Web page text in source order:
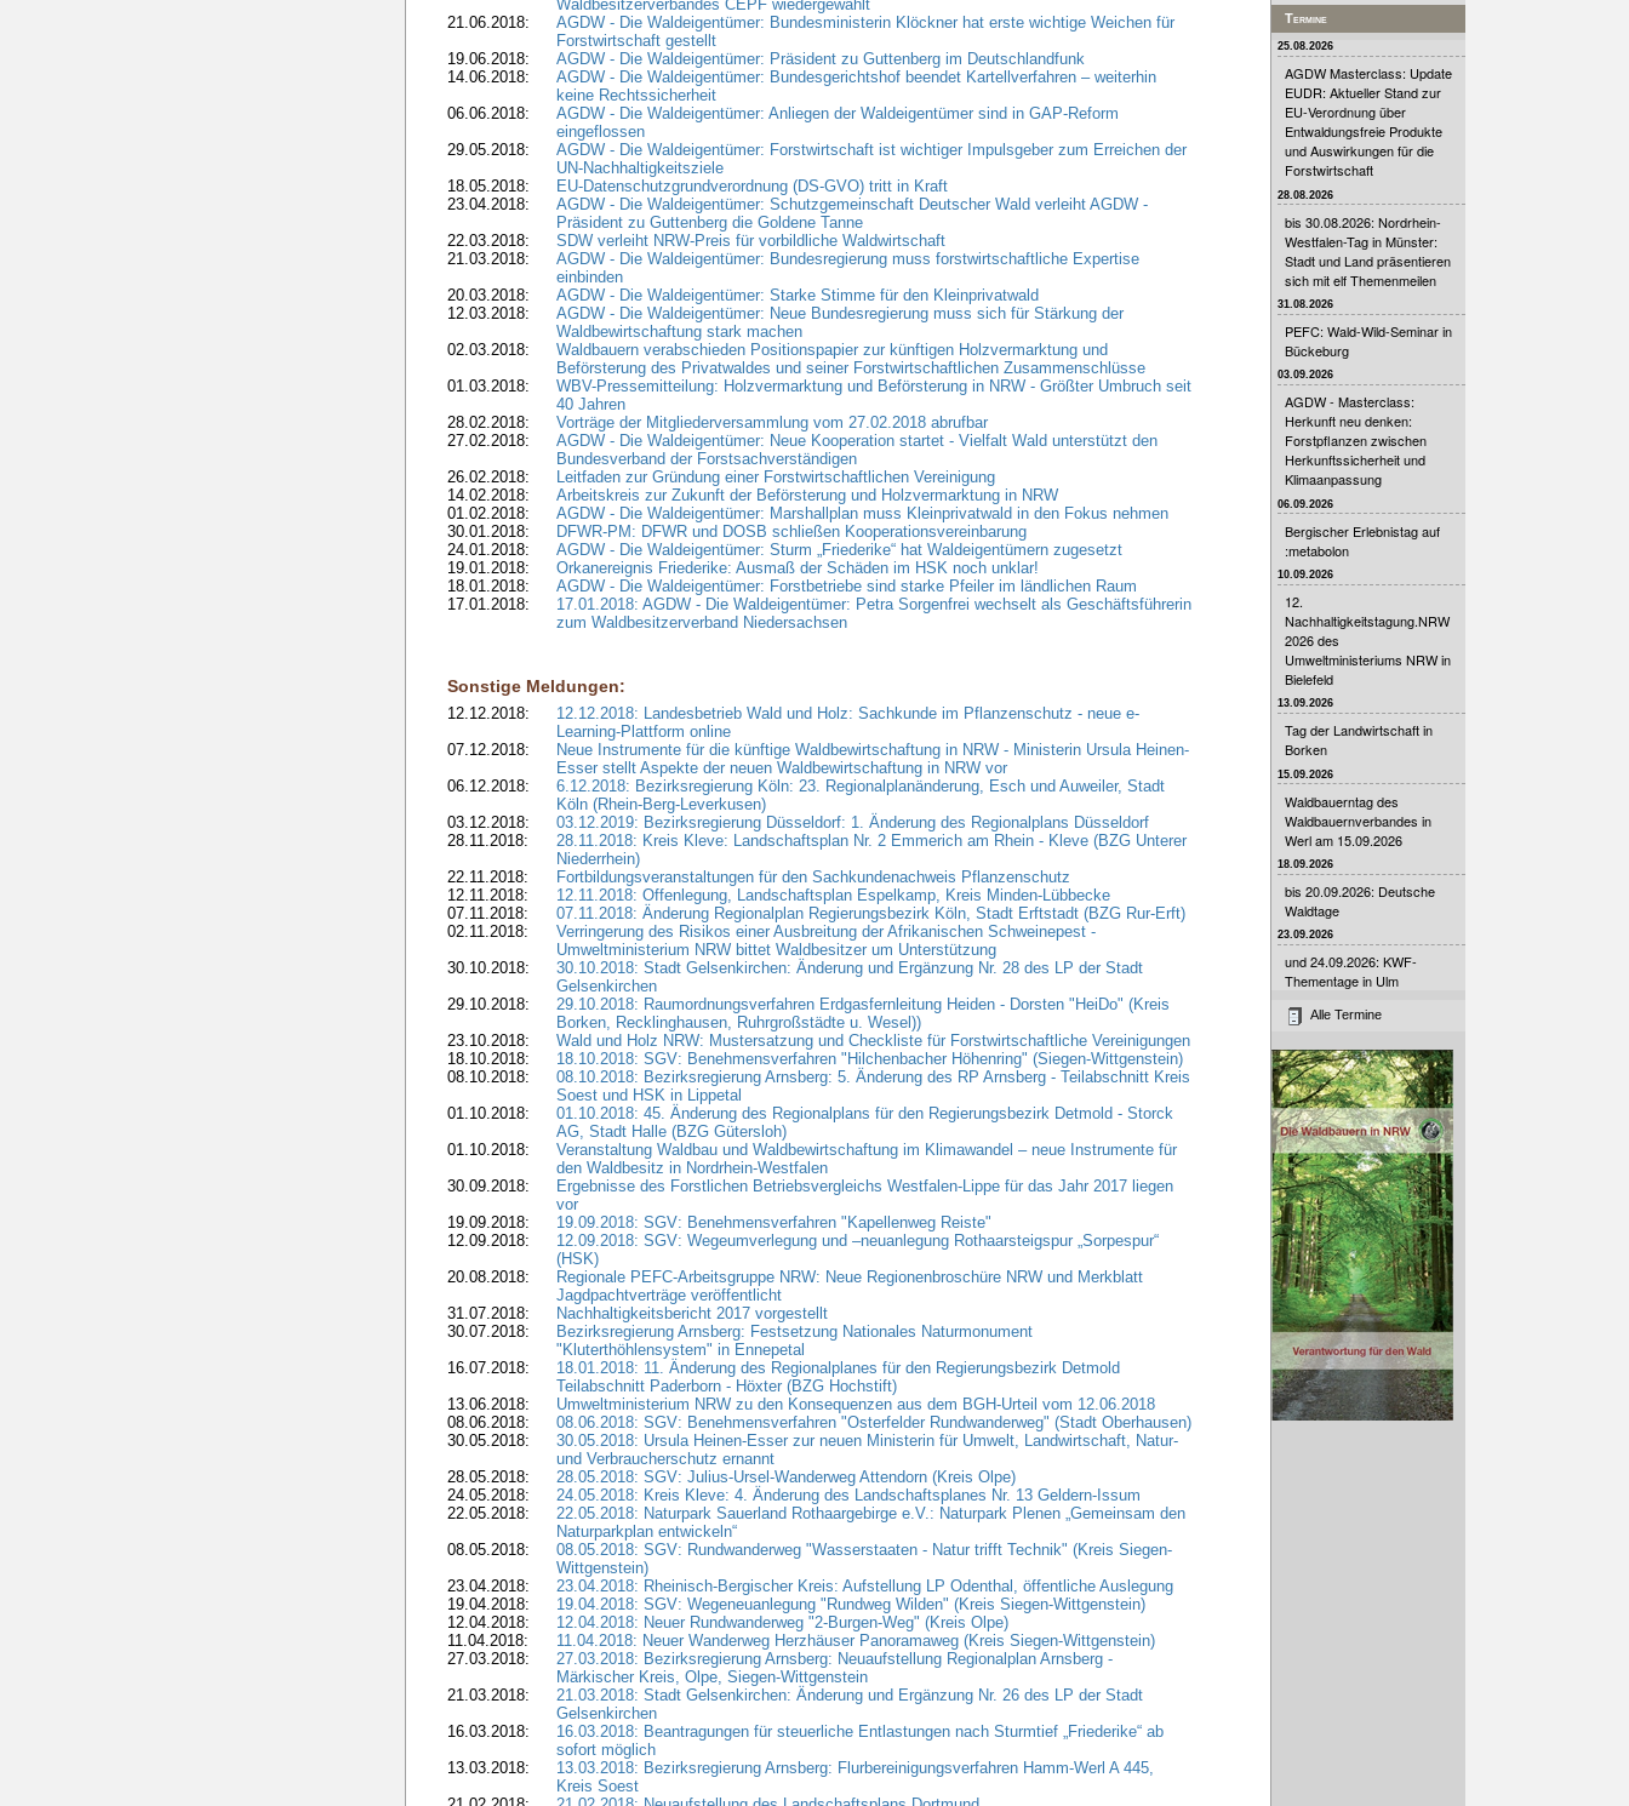
Waldbesitzerverbandes CEPF wiedergewählt
21.06.2018:
AGDW - Die Waldeigentümer: Bundesministerin Klöckner hat erste wichtige Weichen für
Forstwirtschaft gestellt
19.06.2018:
AGDW - Die Waldeigentümer: Präsident zu Guttenberg im Deutschlandfunk
14.06.2018:
AGDW - Die Waldeigentümer: Bundesgerichtshof beendet Kartellverfahren – weiterhin
keine Rechtssicherheit
06.06.2018:
AGDW - Die Waldeigentümer: Anliegen der Waldeigentümer sind in GAP-Reform
eingeflossen
29.05.2018:
AGDW - Die Waldeigentümer: Forstwirtschaft ist wichtiger Impulsgeber zum Erreichen der
UN-Nachhaltigkeitsziele
18.05.2018:
EU-Datenschutzgrundverordnung (DS-GVO) tritt in Kraft
23.04.2018:
AGDW - Die Waldeigentümer: Schutzgemeinschaft Deutscher Wald verleiht AGDW -
Präsident zu Guttenberg die Goldene Tanne
22.03.2018:
SDW verleiht NRW-Preis für vorbildliche Waldwirtschaft
21.03.2018:
AGDW - Die Waldeigentümer: Bundesregierung muss forstwirtschaftliche Expertise
einbinden
20.03.2018:
AGDW - Die Waldeigentümer: Starke Stimme für den Kleinprivatwald
12.03.2018:
AGDW - Die Waldeigentümer: Neue Bundesregierung muss sich für Stärkung der
Waldbewirtschaftung stark machen
02.03.2018:
Waldbauern verabschieden Positionspapier zur künftigen Holzvermarktung und
Beförsterung des Privatwaldes und seiner Forstwirtschaftlichen Zusammenschlüsse
01.03.2018:
WBV-Pressemitteilung: Holzvermarktung und Beförsterung in NRW - Größter Umbruch seit
40 Jahren
28.02.2018:
Vorträge der Mitgliederversammlung vom 27.02.2018 abrufbar
27.02.2018:
AGDW - Die Waldeigentümer: Neue Kooperation startet - Vielfalt Wald unterstützt den
Bundesverband der Forstsachverständigen
26.02.2018:
Leitfaden zur Gründung einer Forstwirtschaftlichen Vereinigung
14.02.2018:
Arbeitskreis zur Zukunft der Beförsterung und Holzvermarktung in NRW
01.02.2018:
AGDW - Die Waldeigentümer: Marshallplan muss Kleinprivatwald in den Fokus nehmen
30.01.2018:
DFWR-PM: DFWR und DOSB schließen Kooperationsvereinbarung
24.01.2018:
AGDW - Die Waldeigentümer: Sturm „Friederike“ hat Waldeigentümern zugesetzt
19.01.2018:
Orkanereignis Friederike: Ausmaß der Schäden im HSK noch unklar!
18.01.2018:
AGDW - Die Waldeigentümer: Forstbetriebe sind starke Pfeiler im ländlichen Raum
17.01.2018:
17.01.2018: AGDW - Die Waldeigentümer: Petra Sorgenfrei wechselt als Geschäftsführerin
zum Waldbesitzerverband Niedersachsen
Sonstige Meldungen:
12.12.2018:
12.12.2018: Landesbetrieb Wald und Holz: Sachkunde im Pflanzenschutz - neue e-
Learning-Plattform online
07.12.2018:
Neue Instrumente für die künftige Waldbewirtschaftung in NRW - Ministerin Ursula Heinen-
Esser stellt Aspekte der neuen Waldbewirtschaftung in NRW vor
06.12.2018:
6.12.2018: Bezirksregierung Köln: 23. Regionalplanänderung, Esch und Auweiler, Stadt
Köln (Rhein-Berg-Leverkusen)
03.12.2018:
03.12.2019: Bezirksregierung Düsseldorf: 1. Änderung des Regionalplans Düsseldorf
28.11.2018:
28.11.2018: Kreis Kleve: Landschaftsplan Nr. 2 Emmerich am Rhein - Kleve (BZG Unterer
Niederrhein)
22.11.2018:
Fortbildungsveranstaltungen für den Sachkundenachweis Pflanzenschutz
12.11.2018:
12.11.2018: Offenlegung, Landschaftsplan Espelkamp, Kreis Minden-Lübbecke
07.11.2018:
07.11.2018: Änderung Regionalplan Regierungsbezirk Köln, Stadt Erftstadt (BZG Rur-Erft)
02.11.2018:
Verringerung des Risikos einer Ausbreitung der Afrikanischen Schweinepest -
Umweltministerium NRW bittet Waldbesitzer um Unterstützung
30.10.2018:
30.10.2018: Stadt Gelsenkirchen: Änderung und Ergänzung Nr. 28 des LP der Stadt
Gelsenkirchen
29.10.2018:
29.10.2018: Raumordnungsverfahren Erdgasfernleitung Heiden - Dorsten "HeiDo" (Kreis
Borken, Recklinghausen, Ruhrgroßstädte u. Wesel))
23.10.2018:
Wald und Holz NRW: Mustersatzung und Checkliste für Forstwirtschaftliche Vereinigungen
18.10.2018:
18.10.2018: SGV: Benehmensverfahren "Hilchenbacher Höhenring" (Siegen-Wittgenstein)
08.10.2018:
08.10.2018: Bezirksregierung Arnsberg: 5. Änderung des RP Arnsberg - Teilabschnitt Kreis
Soest und HSK in Lippetal
01.10.2018:
01.10.2018: 45. Änderung des Regionalplans für den Regierungsbezirk Detmold - Storck
AG, Stadt Halle (BZG Gütersloh)
01.10.2018:
Veranstaltung Waldbau und Waldbewirtschaftung im Klimawandel – neue Instrumente für
den Waldbesitz in Nordrhein-Westfalen
30.09.2018:
Ergebnisse des Forstlichen Betriebsvergleichs Westfalen-Lippe für das Jahr 2017 liegen
vor
19.09.2018:
19.09.2018: SGV: Benehmensverfahren "Kapellenweg Reiste"
12.09.2018:
12.09.2018: SGV: Wegeumverlegung und –neuanlegung Rothaarsteigspur „Sorpespur“
(HSK)
20.08.2018:
Regionale PEFC-Arbeitsgruppe NRW: Neue Regionenbroschüre NRW und Merkblatt
Jagdpachtverträge veröffentlicht
31.07.2018:
Nachhaltigkeitsbericht 2017 vorgestellt
30.07.2018:
Bezirksregierung Arnsberg: Festsetzung Nationales Naturmonument
"Kluterthöhlensystem" in Ennepetal
16.07.2018:
18.01.2018: 11. Änderung des Regionalplanes für den Regierungsbezirk Detmold
Teilabschnitt Paderborn - Höxter (BZG Hochstift)
13.06.2018:
Umweltministerium NRW zu den Konsequenzen aus dem BGH-Urteil vom 12.06.2018
08.06.2018:
08.06.2018: SGV: Benehmensverfahren "Osterfelder Rundwanderweg" (Stadt Oberhausen)
30.05.2018:
30.05.2018: Ursula Heinen-Esser zur neuen Ministerin für Umwelt, Landwirtschaft, Natur-
und Verbraucherschutz ernannt
28.05.2018:
28.05.2018: SGV: Julius-Ursel-Wanderweg Attendorn (Kreis Olpe)
24.05.2018:
24.05.2018: Kreis Kleve: 4. Änderung des Landschaftsplanes Nr. 13 Geldern-Issum
22.05.2018:
22.05.2018: Naturpark Sauerland Rothaargebirge e.V.: Naturpark Plenen „Gemeinsam den
Naturparkplan entwickeln“
08.05.2018:
08.05.2018: SGV: Rundwanderweg "Wasserstaaten - Natur trifft Technik" (Kreis Siegen-
Wittgenstein)
23.04.2018:
23.04.2018: Rheinisch-Bergischer Kreis: Aufstellung LP Odenthal, öffentliche Auslegung
19.04.2018:
19.04.2018: SGV: Wegeneuanlegung "Rundweg Wilden" (Kreis Siegen-Wittgenstein)
12.04.2018:
12.04.2018: Neuer Rundwanderweg "2-Burgen-Weg" (Kreis Olpe)
11.04.2018:
11.04.2018: Neuer Wanderweg Herzhäuser Panoramaweg (Kreis Siegen-Wittgenstein)
27.03.2018:
27.03.2018: Bezirksregierung Arnsberg: Neuaufstellung Regionalplan Arnsberg -
Märkischer Kreis, Olpe, Siegen-Wittgenstein
21.03.2018:
21.03.2018: Stadt Gelsenkirchen: Änderung und Ergänzung Nr. 26 des LP der Stadt
Gelsenkirchen
16.03.2018:
16.03.2018: Beantragungen für steuerliche Entlastungen nach Sturmtief „Friederike“ ab
sofort möglich
13.03.2018:
13.03.2018: Bezirksregierung Arnsberg: Flurbereinigungsverfahren Hamm-Werl A 445,
Kreis Soest
Termine
25.08.2026
AGDW Masterclass: Update
EUDR: Aktueller Stand zur
EU-Verordnung über
Entwaldungsfreie Produkte
und Auswirkungen für die
Forstwirtschaft
28.08.2026
bis 30.08.2026: Nordrhein-
Westfalen-Tag in Münster:
Stadt und Land präsentieren
sich mit elf Themenmeilen
31.08.2026
PEFC: Wald-Wild-Seminar in
Bückeburg
03.09.2026
AGDW - Masterclass:
Herkunft neu denken:
Forstpflanzen zwischen
Herkunftssicherheit und
Klimaanpassung
06.09.2026
Bergischer Erlebnistag auf
:metabolon
10.09.2026
12.
Nachhaltigkeitstagung.NRW
2026 des
Umweltministeriums NRW in
Bielefeld
13.09.2026
Tag der Landwirtschaft in
Borken
15.09.2026
Waldbauerntag des
Waldbauernverbandes in
Werl am 15.09.2026
18.09.2026
bis 20.09.2026: Deutsche
Waldtage
23.09.2026
und 24.09.2026: KWF-
Thementage in Ulm
Alle Termine